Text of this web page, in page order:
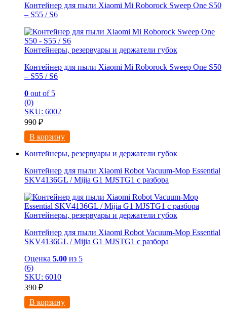
Контейнер для пыли Xiaomi Mi Roborock Sweep One S50
– S55 / S6
Контейнеры, резервуары и держатели губок
Контейнер для пыли Xiaomi Mi Roborock Sweep One S50
– S55 / S6
0 out of 5
(0)
SKU: 6002
990 ₽
В корзину
Контейнеры, резервуары и держатели губок
Контейнер для пыли Xiaomi Robot Vacuum-Mop Essential
SKV4136GL / Mijia G1 MJSTG1 с разбора
Контейнеры, резервуары и держатели губок
Контейнер для пыли Xiaomi Robot Vacuum-Mop Essential
SKV4136GL / Mijia G1 MJSTG1 с разбора
Оценка 5.00 из 5
(6)
SKU: 6010
390 ₽
В корзину